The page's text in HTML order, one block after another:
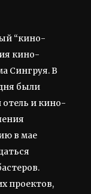
“кино-
кино-
Сингруя. В
были
и кино-
в мае
проектов,